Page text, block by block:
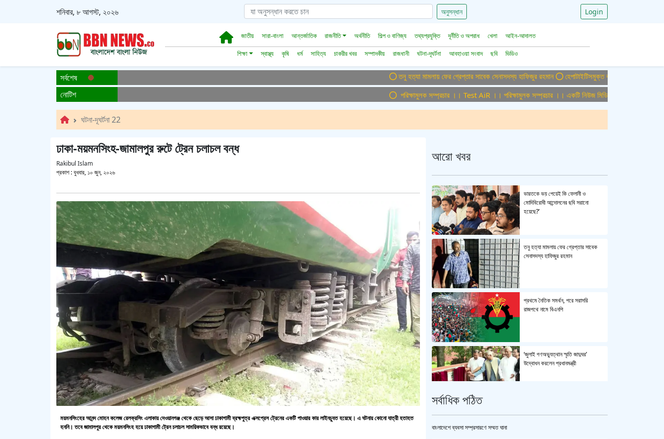
শনিবার, ৮ আগস্ট, ২০২৬ অনুসন্ধান Login
জাতীয় সারা-বাংলা আন্তর্জাতিক রাজনীতি অর্থনীতি শিল্প ও বাণিজ্য তথ্যপ্রযুক্তি দূর্নীতি ও অপরাধ খেলা
আইন-আদালত
শিক্ষা
স্বাস্থ্য কৃষি ধর্ম সাহিত্য চাকরীর খবর সম্পাদকীয় রাজধানী ঘটনা-দূঘর্টনা আবহাওয়া সংবাদ ছবি ভিডিও
সর্বশেষ তনু হত্যা মামলায় ফের গ্রেপ্তার সাবেক সেনাসদস্য হাফিজুর রহমান হেপাটাইটিসমুক্ত বাংলাদেশ গড়ে তুলতে সম্মিলিত
নোটিশ পরিক্ষামুলক সম্প্রচার ।। Test AiR ।। পরিক্ষামুলক সম্প্রচার ।। একটি নিউজ মিডিয়া হাউজের জন্য অফিস
ঘটনা-দূঘর্টনা 22
ঢাকা-ময়মনসিংহ-জামালপুর রুটে ট্রেন চলাচল বন্ধ
Rakibul Islam
প্রকাশ :বুধবার, ১০ জুন, ২০২৬
ময়মনসিংহের আনন্দ মোহন কলেজ রেলক্রসিং এলাকায় দেওয়ানগঞ্জ থেকে ছেড়ে আসা ঢাকাগামী ব্রহ্মপুত্র এক্সপ্রেস ট্রেনের একটি পাওয়ার কার লাইনচ্যুত হয়েছে। এ ঘটনায় কোনো যাত্রী হতাহত
হননি। তবে জামালপুর থেকে ময়মনসিংহ হয়ে ঢাকাগামী ট্রেন চলাচল সাময়িকভাবে বন্ধ রয়েছে।
আরো খবর
ভারতকে ভয় পেয়েই কি ফেলানী ও
মোদিবিরোধী আন্দোলনের ছবি সরানো
হয়েছে?’
তনু হত্যা মামলায় ফের গ্রেপ্তার সাবেক
সেনাসদস্য হাফিজুর রহমান
প্রথমে নৈতিক সমর্থন, পরে সরাসরি
রাজপথে নামে বিএনপি
‘জুলাই গণঅভ্যুত্থান স্মৃতি জাদুঘর’
উদ্বোধন করলেন প্রধানমন্ত্রী
হচ্ছে ৫ আগস্ট
সর্বাধিক পঠিত
বাংলাদেশে ব্যবসা সম্প্রসারণে সম্মত ঘানা